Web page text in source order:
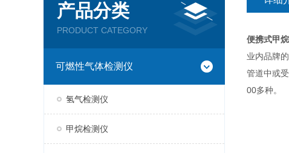
产品分类
PRODUCT CATEGORY
可燃性气体检测仪
氢气检测仪
甲烷检测仪
便携式甲
业内品牌
管道中或
00多种。